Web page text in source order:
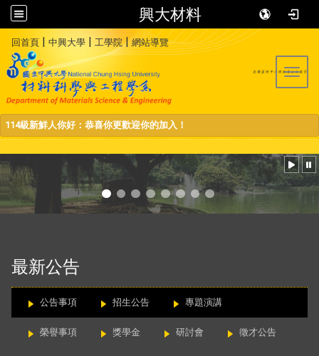
興大材料
回首頁 | 中興大學 | 工學院|網站導覽
114級新鮮人你好：恭喜你更歡迎你的加入！
最新公告
公告事項 招生公告 專題演講
榮譽事項 獎學金 研討會 徵才公告